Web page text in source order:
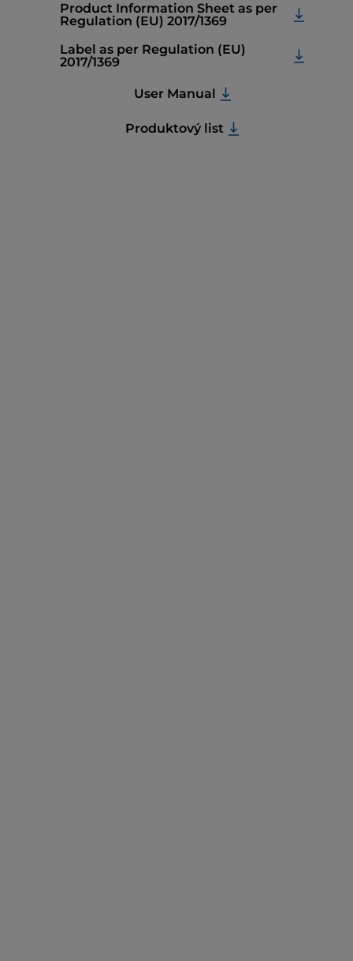
Product Information Sheet as per
Regulation (EU) 2017/1369
Label as per Regulation (EU)
2017/1369
User Manual
Produktový list